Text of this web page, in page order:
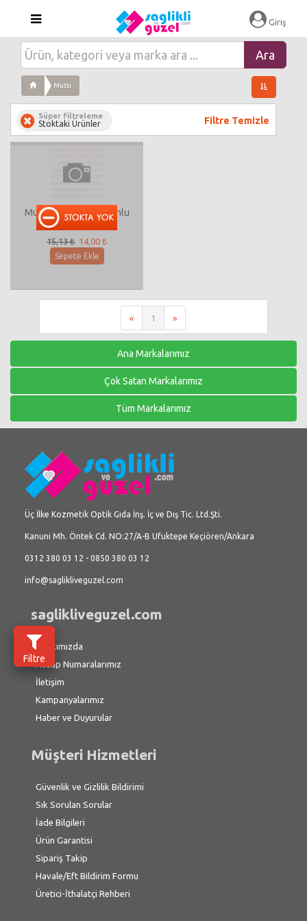
Giriş
Mutti
Süper Filtreleme
Stoktaki Ürünler Filtre Temizle
Mutti 427 Aylık Kapşonlu
Sweet
15,13 ₺ 14,00 ₺
Sepete Ekle
« 1 »
Filtre
Ana Markalarımız
Çok Satan Markalarımız
Tüm Markalarımız
Üç İlke Kozmetik Optik Gıda İnş. İç ve Dış Tic. Ltd.Şti.
Kanuni Mh. Öntek Cd. NO:27/A-B Ufuktepe Keçiören/Ankara
0312 380 03 12 - 0850 380 03 12
info@saglikliveguzel.com
saglikliveguzel.com
Hakkımızda
Hesap Numaralarımız
İletişim
Kampanyalarımız
Haber ve Duyurular
Müşteri Hizmetleri
Güvenlik ve Gizlilik Bildirimi
Sık Sorulan Sorular
İade Bilgileri
Ürün Garantisi
Sipariş Takip
Havale/Eft Bildirim Formu
Üretici-İthalatçi Rehberi